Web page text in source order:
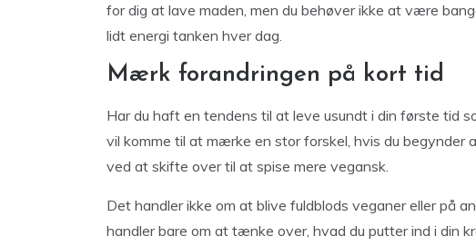
for dig at lave maden, men du behøver ikke at være
lidt energi tanken hver dag.
Mærk forandringen på kort tid
Har du haft en tendens til at leve usundt i din første tid
vil komme til at mærke en stor forskel, hvis du
ved at skifte over til at spise mere vegansk.
Det handler ikke om at blive fuldblods veganer eller på
handler bare om at tænke over, hvad du putter ind i din